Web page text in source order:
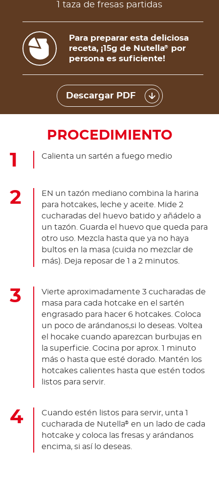
1 taza de fresas partidas
Para preparar esta deliciosa
receta, ¡15g de Nutella®
por
persona es suficiente!
Descargar PDF
PROCEDIMIENTO
Calienta un sartén a fuego medio
EN un tazón mediano combina la harina
para hotcakes, leche y aceite. Mide 2
cucharadas del huevo batido y añádelo a
un tazón. Guarda el huevo que queda para
otro uso. Mezcla hasta que ya no haya
bultos en la masa (cuida no mezclar de
más). Deja reposar de 1 a 2 minutos.
Vierte aproximadamente 3 cucharadas de
masa para cada hotcake en el sartén
engrasado para hacer 6 hotcakes. Coloca
un poco de arándanos,si lo deseas. Voltea
el hocake cuando aparezcan burbujas en
la superficie. Cocina por aprox. 1 minuto
más o hasta que esté dorado. Mantén los
hotcakes calientes hasta que estén todos
listos para servir.
Cuando estén listos para servir, unta 1
cucharada de Nutella® en un lado de cada
hotcake y coloca las fresas y arándanos
encima, si así lo deseas.